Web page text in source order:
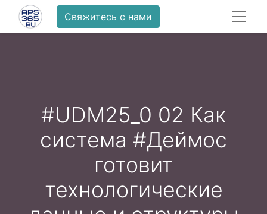
Свяжитесь с нами
#UDM25_0 02 Как
система #Деймос
готовит
технологические